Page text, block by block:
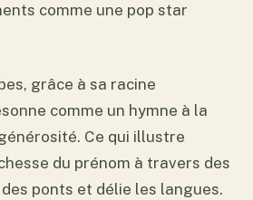
comme une pop star
grâce à sa racine
comme un hymne à la
Ce qui illustre
du prénom à travers des
ponts et délie les langues.